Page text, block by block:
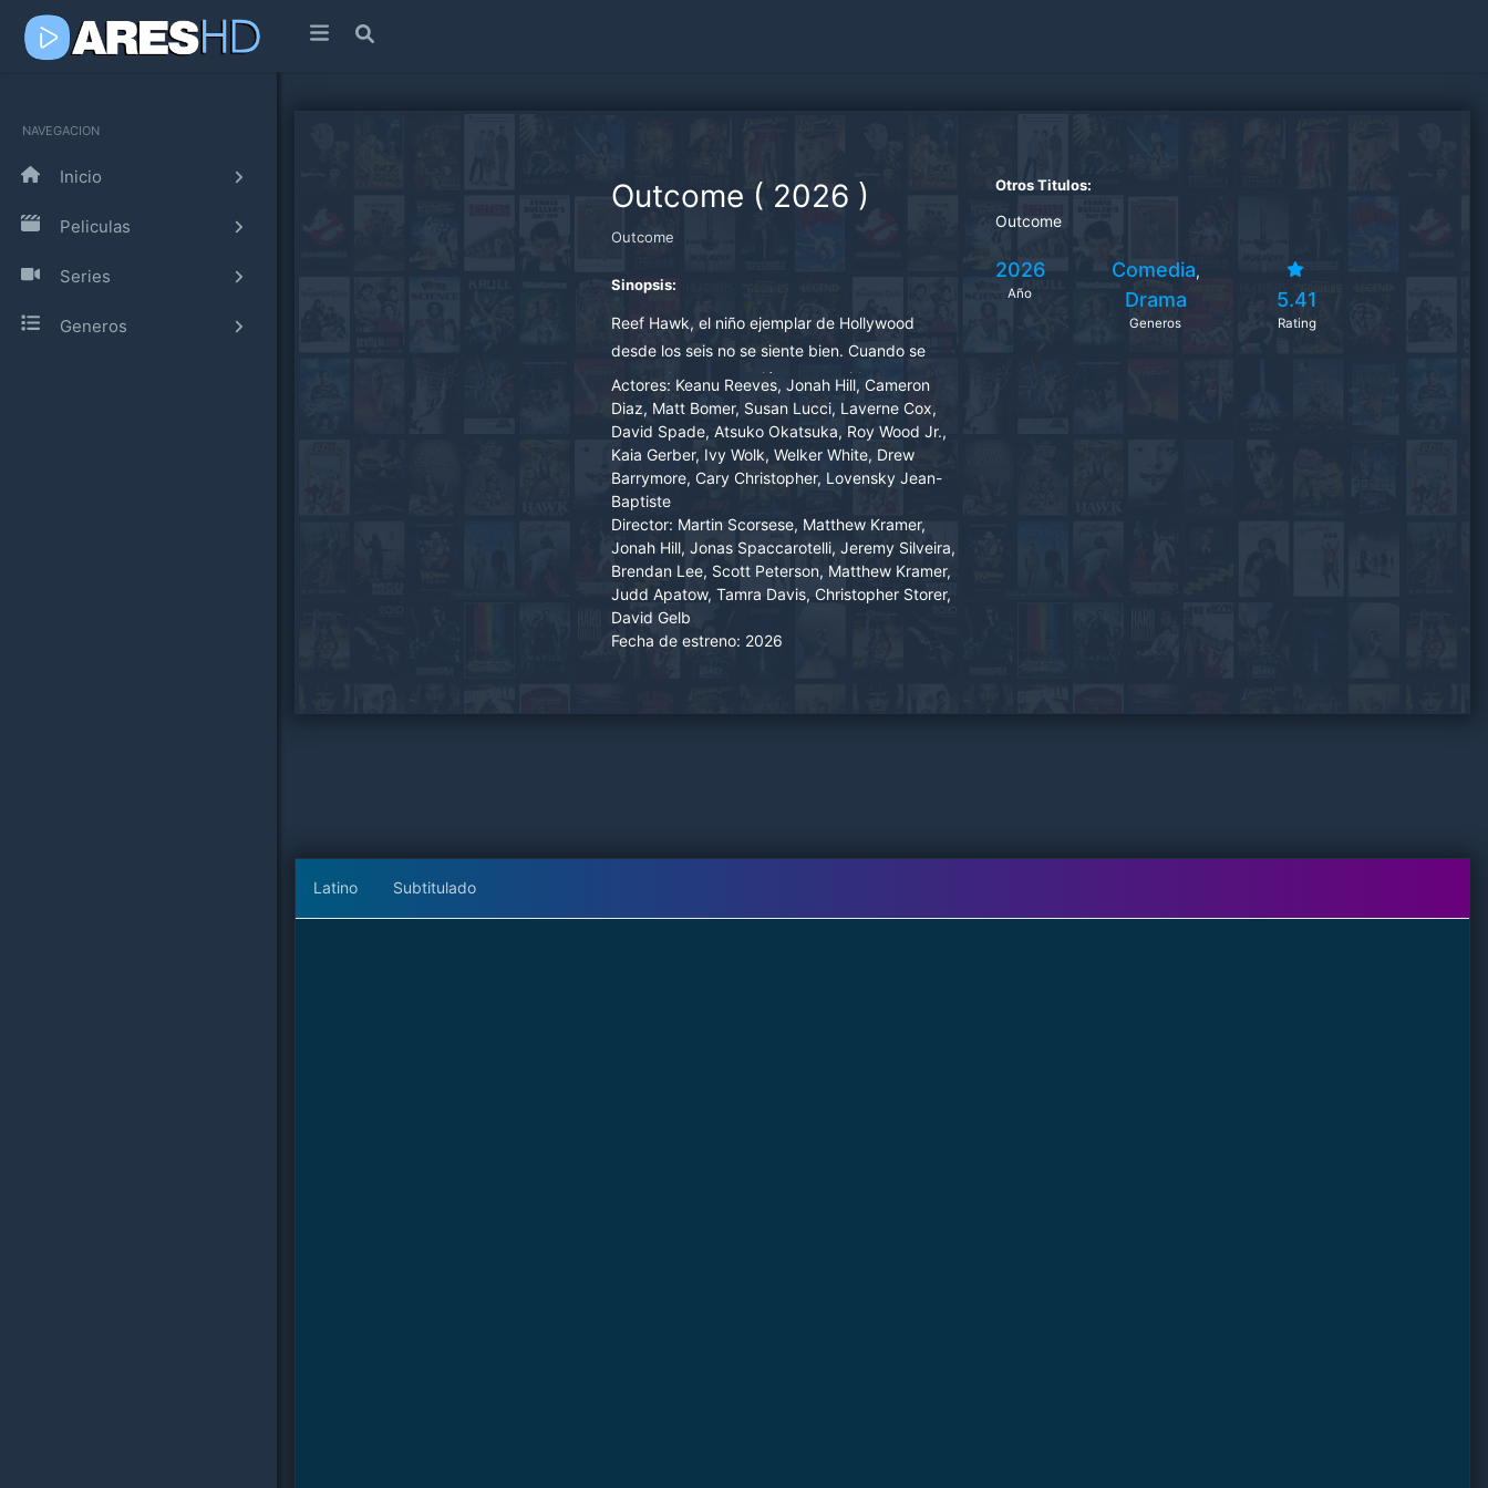
NAVEGACION
Inicio
Peliculas
Series
Generos
Outcome ( 2026 )
Outcome
Sinopsis:
Reef Hawk, el niño ejemplar de Hollywood
desde los seis no se siente bien. Cuando se
entera de una extorsión con un video
misterioso, inicia una gira de redención
preventiva para reparar los daños, confrontar a
sus demonios y no ser cancelado.
Actores: Keanu Reeves, Jonah Hill, Cameron
Diaz, Matt Bomer, Susan Lucci, Laverne Cox,
David Spade, Atsuko Okatsuka, Roy Wood Jr.,
Kaia Gerber, Ivy Wolk, Welker White, Drew
Barrymore, Cary Christopher, Lovensky Jean-
Baptiste
Director: Martin Scorsese, Matthew Kramer,
Jonah Hill, Jonas Spaccarotelli, Jeremy Silveira,
Brendan Lee, Scott Peterson, Matthew Kramer,
Judd Apatow, Tamra Davis, Christopher Storer,
David Gelb
Fecha de estreno: 2026
Otros Titulos:
Outcome
2026
Año
Comedia,
Drama
Generos
5.41
Rating
Latino Subtitulado